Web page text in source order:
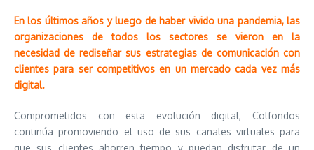
En los últimos años y luego de haber vivido una pandemia, las
organizaciones de todos los sectores se vieron en la
necesidad de rediseñar sus estrategias de comunicación con
clientes para ser competitivos en un mercado cada vez más
digital.
Comprometidos con esta evolución digital, Colfondos
continúa promoviendo el uso de sus canales virtuales para
que sus clientes ahorren tiempo y puedan disfrutar de un